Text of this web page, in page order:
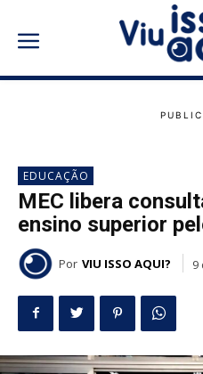
EDUCAÇÃO
MEC libera
ensino superior
Por VIU ISSO AQUI? 9